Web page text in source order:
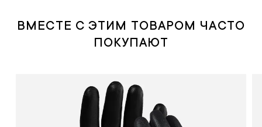
ВМЕСТЕ С ЭТИМ ТОВАРОМ ЧАСТО
ПОКУПАЮТ